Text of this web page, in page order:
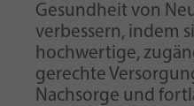
Gesundheit von
verbessern, indem
hochwertige,
gerechte
Nachsorge und